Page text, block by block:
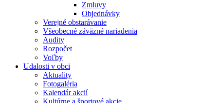
Zmluvy
Objednávky
Verejné obstarávanie
Všeobecné záväzné nariadenia
Audity
Rozpočet
Voľby
Udalosti v obci
Aktuality
Fotogaléria
Kalendár akcií
Kultúrne a športové akcie